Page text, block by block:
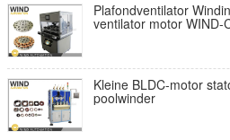
Plafondventilator
ventilator motor WIND-
Kleine BLDC-motor
poolwinder